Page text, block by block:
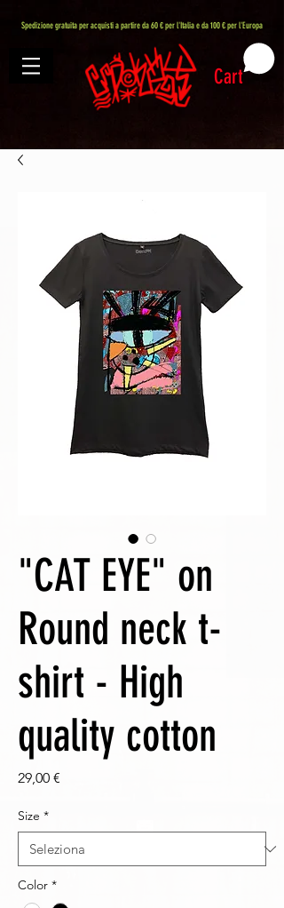
Spedizione gratuita per acquisti a partire da 60 € per l'Italia e da 100 € per l'Europa
Cart
"CAT EYE" on
Round neck t-
shirt - High
quality cotton
29,00 €
Size *
Color *